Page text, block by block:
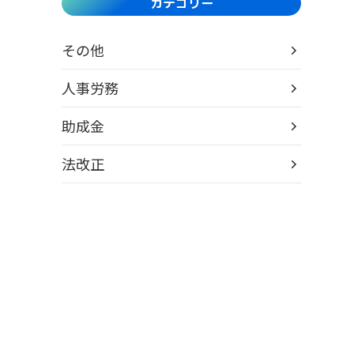
その他
人事労務
助成金
法改正